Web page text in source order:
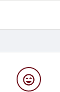
sentiment_very_satisfied